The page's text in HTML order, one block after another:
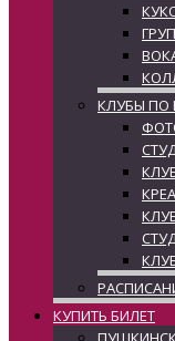
КЛУБЫ ПО
КУПИТЬ БИЛЕТ